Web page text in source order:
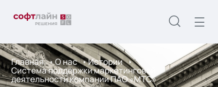
Главная О нас Истории
Система поддержки маркетинговой
деятельности компании ПАО «МТС»